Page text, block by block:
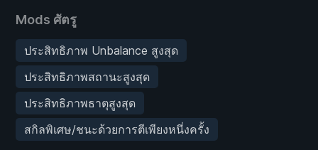
Mods ศัตรู
ประสิทธิภาพ Unbalance สูงสุด
ประสิทธิภาพสถานะสูงสุด
ประสิทธิภาพธาตุสูงสุด
สกิลพิเศษ/ชนะด้วยการตีเพียงหนึ่งครั้ง